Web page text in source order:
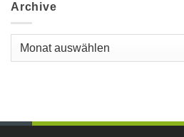
Archive
Archive